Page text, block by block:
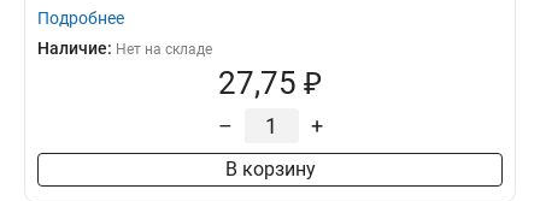
Подробнее
Наличие: Нет на складе
27,75 ₽
– +
В корзину